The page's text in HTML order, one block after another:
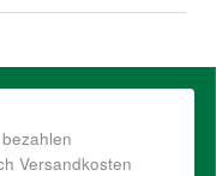
Versandkosten